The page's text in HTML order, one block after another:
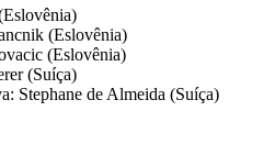
(Eslovênia)
(Eslovênia)
(Suíça)
Stephane de Almeida (Suíça)